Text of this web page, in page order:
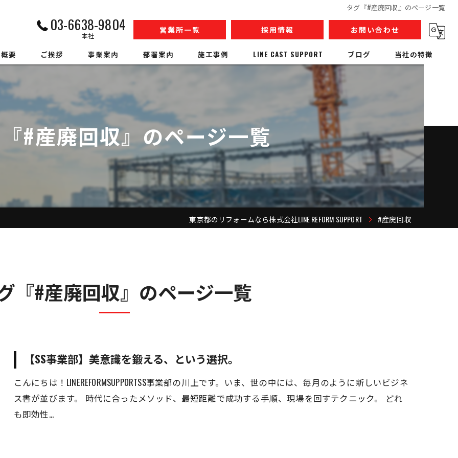
タグ『#産廃回収』のページ一覧
03-6638-9804
本社
営業所一覧 採用情報 お問い合わせ
要 ご挨拶 事業案内
内装解体業
収集運搬業
中間処理業
アスベスト調査
ハウスクリーニング
警備業
人材事業
売買・運用総合サポート
部署案内
松戸営業所工事部
SS事業部
環境事業部
営業部
人材事業部
施工事例 LINE CAST SUPPORT ブログ 当社の特徴
収集運搬
産業廃棄物
人材派遣
#産廃回収』のページ一覧
東京都のリフォームなら株式会社LINE REFORM SUPPORT #産廃回収
『#産廃回収』のページ一覧
【SS事業部】美意識を鍛える、という選択。
こんにちは！LINEREFORMSUPPORTSS事業部の川上です。いま、世の中には、毎月のように新しいビジネ
ス書が並びます。 時代に合ったメソッド、最短距離で成功する手順、現場を回すテクニック。 どれ
も即効性…